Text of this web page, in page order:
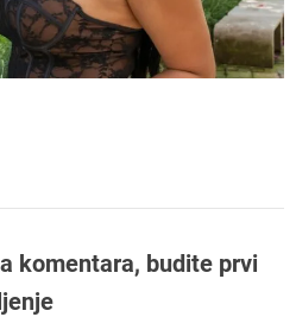
komentara, budite prvi